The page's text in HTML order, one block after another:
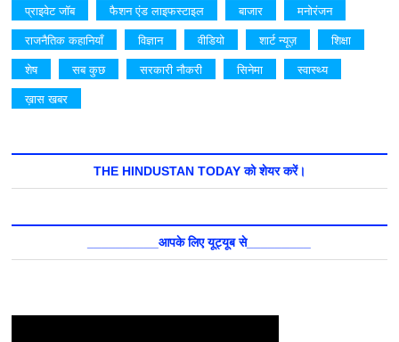
प्राइवेट जॉब
फैशन एंड लाइफस्टाइल बाजार
मनोरंजन
राजनैतिक कहानियाँ
विज्ञान वीडियो शार्ट न्यूज़
शिक्षा
शेष
सब कुछ सरकारी नौकरी सिनेमा
स्वास्थ्य
ख़ास खबर
THE HINDUSTAN TODAY को शेयर करें।
__________आपके लिए यूट्यूब से_________